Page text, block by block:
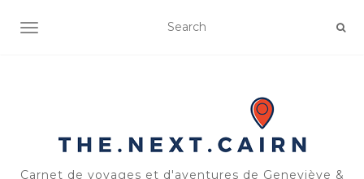
OUVRIR/FERMER LA NAVIGATION
Carnet de voyages et d'aventures de Geneviève &